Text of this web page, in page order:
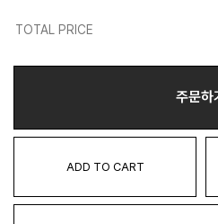
TOTAL PRICE
주문하
ADD TO CART